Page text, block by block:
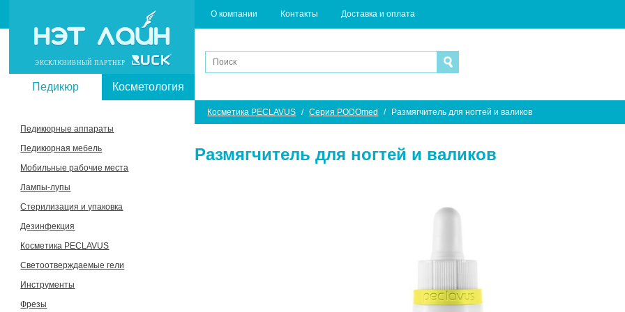
ЭКСКЛЮЗИВНЫЙ ПАРТНЕР
О компании Контакты Доставка и оплата
Педикюр Косметология
Педикюрные аппараты
Педикюрная мебель
Мобильные рабочие места
Лампы-лупы
Стерилизация и упаковка
Дезинфекция
Косметика PECLAVUS
Светоотверждаемые гели
Инструменты
Фрезы
Косметика PECLAVUS / Серия PODOmed / Размягчитель для ногтей и валиков
Размягчитель для ногтей и валиков